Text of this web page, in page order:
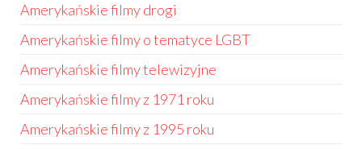
Amerykańskie filmy drogi
Amerykańskie filmy o tematyce LGBT
Amerykańskie filmy telewizyjne
Amerykańskie filmy z 1971 roku
Amerykańskie filmy z 1995 roku